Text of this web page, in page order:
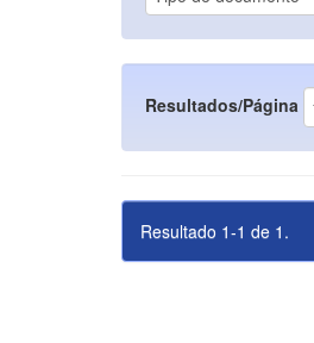
Resultados/Página
Resultado 1-1 de 1.